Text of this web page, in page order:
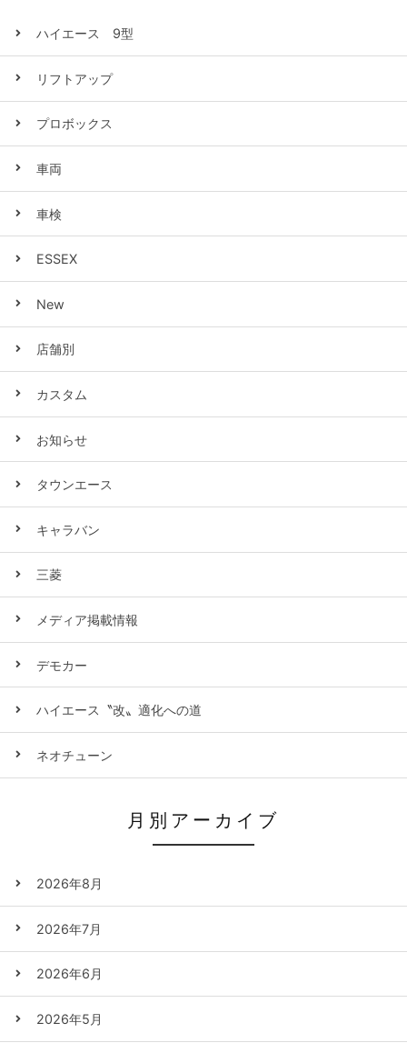
ハイエース 9型
リフトアップ
プロボックス
車両
車検
ESSEX
New
店舗別
カスタム
お知らせ
タウンエース
キャラバン
三菱
メディア掲載情報
デモカー
ハイエース〝改〟適化への道
ネオチューン
月別アーカイブ
2026年8月
2026年7月
2026年6月
2026年5月